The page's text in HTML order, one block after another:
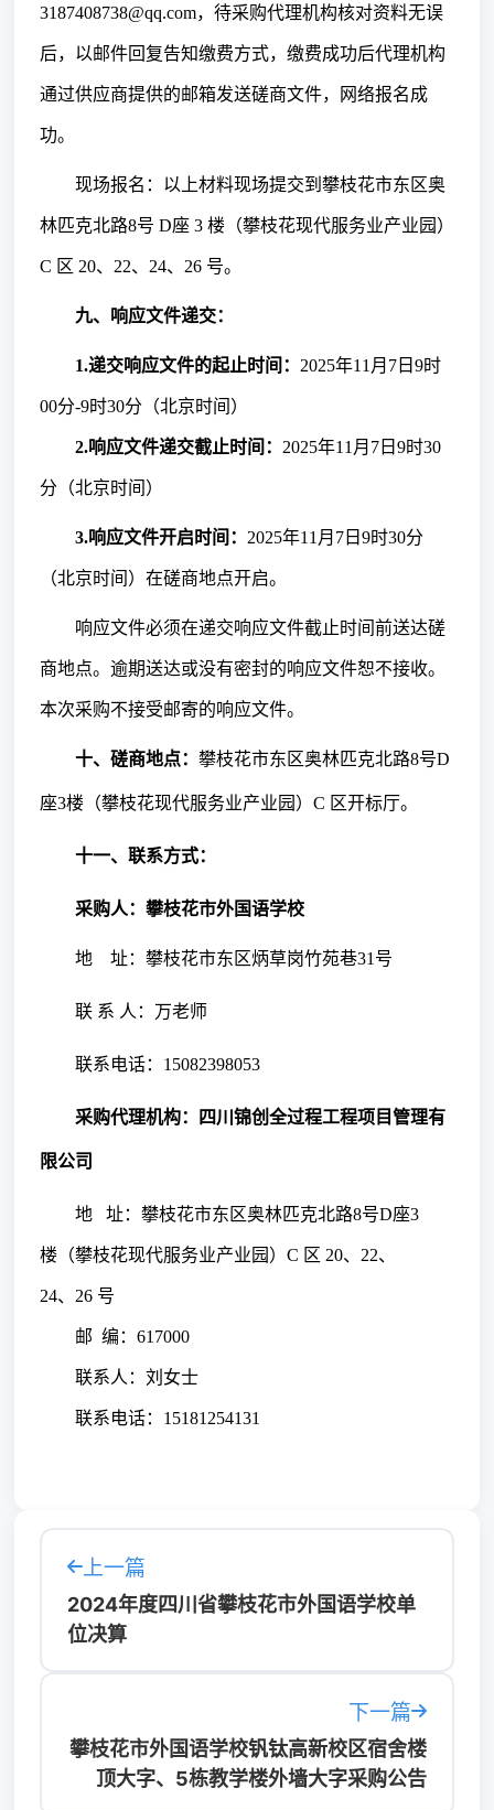
3187408738@qq.com，待采购代理机构核对资料无误
后，以邮件回复告知缴费方式，缴费成功后代理机构
通过供应商提供的邮箱发送磋商文件，网络报名成
功。
现场报名：以上材料现场提交到攀枝花市东区奥
林匹克北路8号 D座 3 楼（攀枝花现代服务业产业园）
C 区 20、22、24、26 号。
九、 响应文件递交：
1.递交响应文件的起止时间： 2025年11月7日9时
00分-9时30分（北京时间）
2.响应文件递交截止时间： 2025年11月7日9时30
分（北京时间）
3.响应文件开启时间： 2025年11月7日9时30分
（北京时间）在磋商地点开启。
响应文件必须在递交响应文件截止时间前送达磋
商地点。逾期送达或没有密封的响应文件恕不接收。
本次采购不接受邮寄的响应文件。
十、磋商地点： 攀枝花市东区奥林匹克北路8号D
座3楼（攀枝花现代服务业产业园）C 区开标厅。
十一、联系方式：
采购人：攀枝花市外国语学校
地 址：攀枝花市东区炳草岗竹苑巷31号
联 系 人：万老师
联系电话： 15082398053
采购代理机构： 四川锦创全过程工程项目管理有
限公司
地 址：攀枝花市东区奥林匹克北路8号D座3
楼（攀枝花现代服务业产业园）C 区 20、22、
24、26 号
邮 编： 617000
联系人： 刘女士
联系电话： 15181254131
上一篇
2024年度四川省攀枝花市外国语学校单
位决算
下一篇
攀枝花市外国语学校钒钛高新校区宿舍楼
顶大字、5栋教学楼外墙大字采购公告